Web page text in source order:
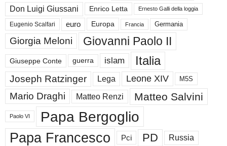
Don Luigi Giussani Enrico Letta Ernesto Galli della loggia
Eugenio Scalfari euro Europa Francia Germania
Giorgia Meloni Giovanni Paolo II
Giuseppe Conte guerra islam Italia
Joseph Ratzinger Lega Leone XIV M5S
Mario Draghi Matteo Renzi Matteo Salvini
Paolo VI Papa Bergoglio
Papa Francesco Pci PD Russia